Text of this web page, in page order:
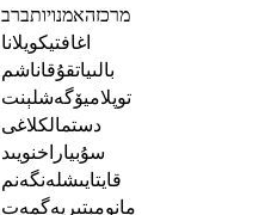
מרכזהאמנויותברב
اغافتيكويلانا
بالىياتقۇقاناشم
توپلاميۆگەشلېنت
دستمالکلاغی
سۇبياراخنويىد
قايتايىشلەنگەنم
مانومېتىريەگمەت